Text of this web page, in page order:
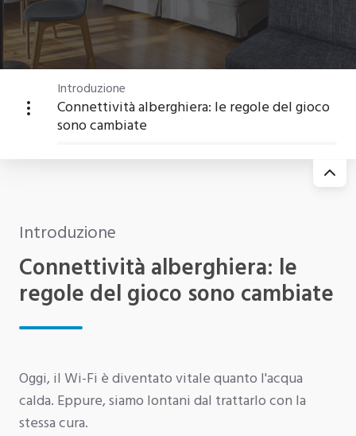
Introduzione
Connettività alberghiera: le regole del gioco
sono cambiate
Introduzione
Connettività alberghiera: le
regole del gioco sono cambiate
Oggi, il Wi-Fi è diventato vitale quanto l'acqua
calda. Eppure, siamo lontani dal trattarlo con la
stessa cura.